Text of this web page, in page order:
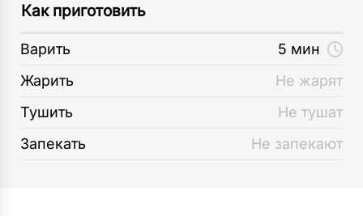
Как приготовить
Варить
5 мин
Жарить
Не жарят
Тушить
Не тушат
Запекать
Не запекают